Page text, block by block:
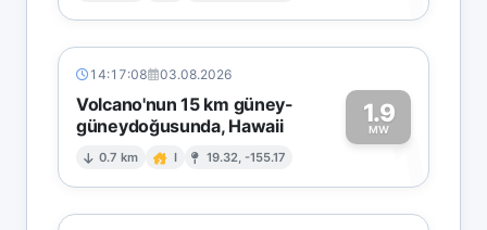
14:17:08 03.08.2026
Volcano'nun 15 km güney-
güneydoğusunda, Hawaii
0.7 km I 19.32, -155.17
1.9
MW1